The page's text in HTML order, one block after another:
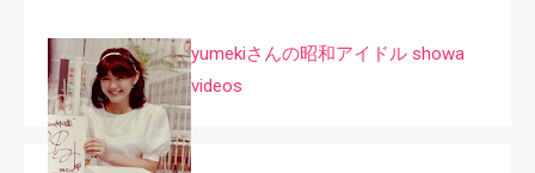
yumekiさんの昭和アイドル showa
videos